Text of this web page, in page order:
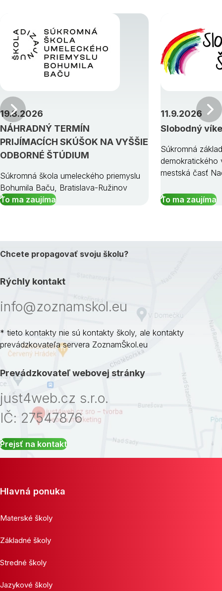
NÁHRADNÝ TERMÍN
PRIJÍMACÍCH SKÚŠOK NA VYŠŠIE
ODBORNÉ ŠTÚDIUM
19.8.2026
Súkromná škola umeleckého priemyslu
Bohumila Baču, Bratislava-Ružinov
To ma zaujíma
Slobodný
11.9.2026
Súkromná
demokratického
mestská časť
To ma zaujíma
Predchádzajúci
Chcete propagovať svoju školu?
Rýchly kontakt
info@zoznamskol.eu
* tieto kontakty nie sú kontakty školy, ale kontakty
prevádzkovateľa servera ZoznamŠkol.eu
Prevádzkovateľ webovej stránky
just4web.cz s.r.o.
IČ: 27547876
Prejsť na kontakt
Hlavná ponuka
Materské školy
Základné školy
Stredné školy
Jazykové školy